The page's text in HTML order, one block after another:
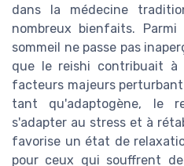
dans la médecine
nombreux bienfaits.
sommeil ne passe pas
que le reishi contribuait
facteurs majeurs
tant qu'adaptogène, le
s'adapter au stress et à
favorise un état de
pour ceux qui souffrent